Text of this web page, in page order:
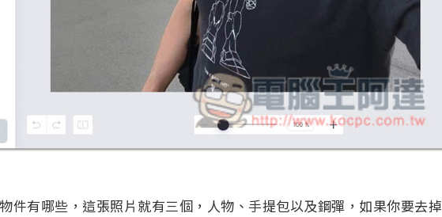
件有哪些，這張照片就有三個，人物、手提包以及鋼彈，如果你要去掉